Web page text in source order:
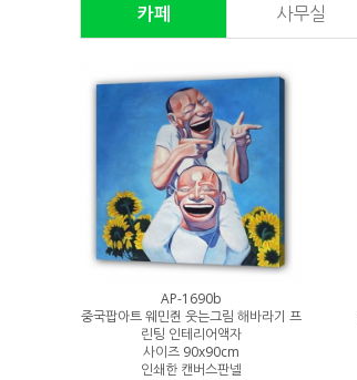
카페 사무실
AP-1690b
중국팝아트 웨민쥔 웃는그림 해바라기 프
린팅 인테리어액자
사이즈 90x90cm
인쇄한 캔버스판넬